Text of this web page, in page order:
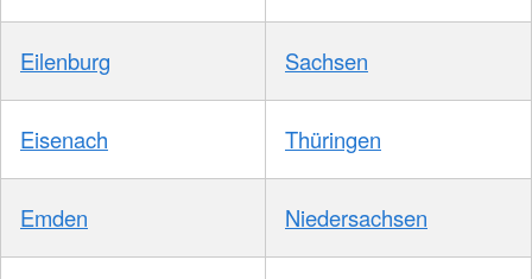
Eilenburg Sachsen
Eisenach Thüringen
Emden Niedersachsen